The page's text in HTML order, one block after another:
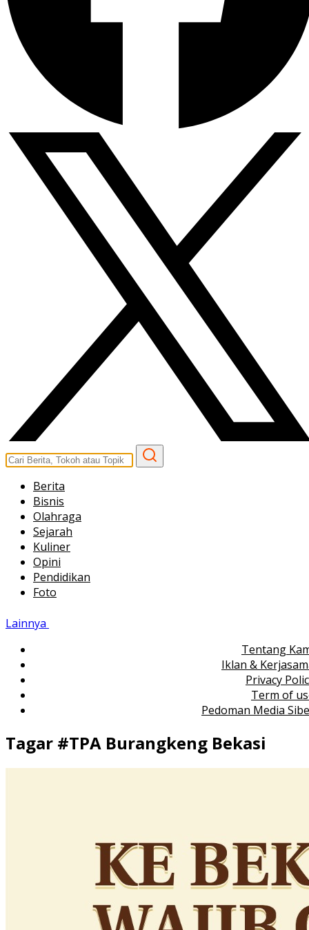
Berita
Bisnis
Olahraga
Sejarah
Kuliner
Opini
Pendidikan
Foto
Lainnya
Tentang
Iklan &
Privacy
Term of
Pedoman Media
Tagar #TPA Burangkeng Bekasi